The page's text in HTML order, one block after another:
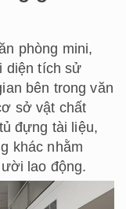
phòng mini,
diện tích sử
bên trong văn
sở vật chất
đựng tài liệu,
khác nhằm
lao động.